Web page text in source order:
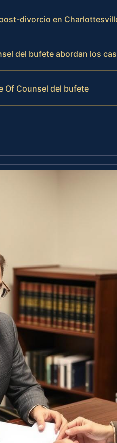
divorcio en
del bufete abordan los
Of Counsel del bufete